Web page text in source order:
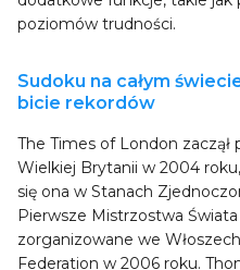
poziomów trudności.
Sudoku na całym
bicie rekordów
The Times of London zaczął
Wielkiej Brytanii w 2004
się ona w Stanach
Pierwsze Mistrzostwa
zorganizowane we
Federation w 2006 roku.